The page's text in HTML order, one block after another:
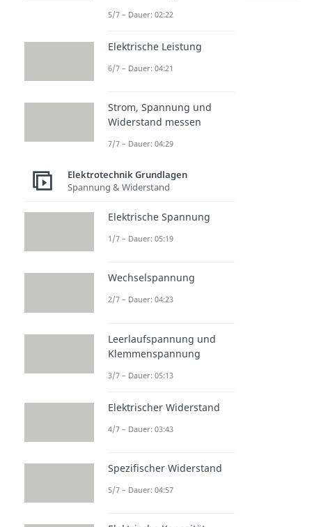
Weitere Inhalte:
Grundlagen
Halbleiter & Dioden
NPN Transistor
PNP Transistor
Dauer: 04:36
Diode
Dauer: 04:49
5/7 – Dauer: 02:22
Elektrische Leistung
6/7 – Dauer: 04:21
Strom, Spannung und
Widerstand messen
7/7 – Dauer: 04:29
Elektrotechnik Grundlagen
Spannung & Widerstand
Elektrische Spannung
1/7 – Dauer: 05:19
Wechselspannung
2/7 – Dauer: 04:23
Leerlaufspannung und
Klemmenspannung
3/7 – Dauer: 05:13
Elektrischer Widerstand
4/7 – Dauer: 03:43
Spezifischer Widerstand
5/7 – Dauer: 04:57